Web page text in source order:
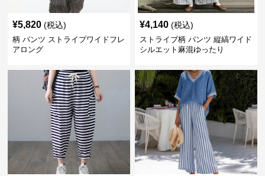
¥5,820 (税込)
柄 パンツ ストライプワイドフレ
アロング
¥4,140 (税込)
ストライブ柄 パンツ 縦縞ワイド
シルエット麻混ゆったり